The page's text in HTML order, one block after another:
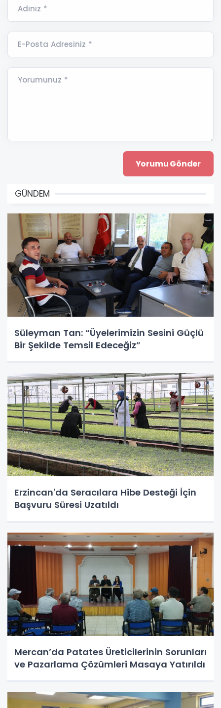
Adınız *
E-Posta Adresiniz *
Yorumunuz *
GÜNDEM
Süleyman Tan: “Üyelerimizin Sesini Güçlü
Bir Şekilde Temsil Edeceğiz”
Erzincan'da Seracılara Hibe Desteği İçin
Başvuru Süresi Uzatıldı
Mercan’da Patates Üreticilerinin Sorunları
ve Pazarlama Çözümleri Masaya Yatırıldı